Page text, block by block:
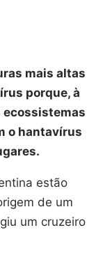
mais altas
porque, à
ecossistemas
o hantavírus
estão
de um
um cruzeiro